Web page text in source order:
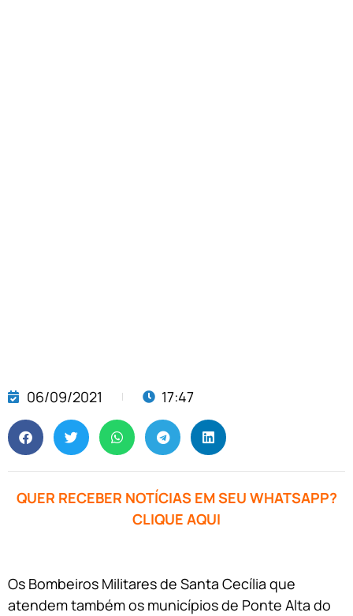
06/09/2021 17:47
QUER RECEBER NOTÍCIAS EM SEU WHATSAPP?
CLIQUE AQUI
Os Bombeiros Militares de Santa Cecília que
atendem também os municípios de Ponte Alta do